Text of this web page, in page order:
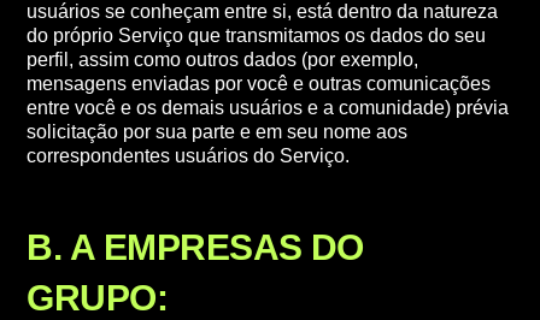
usuários se conheçam entre si, está dentro da natureza
do próprio Serviço que transmitamos os dados do seu
perfil, assim como outros dados (por exemplo,
mensagens enviadas por você e outras comunicações
entre você e os demais usuários e a comunidade) prévia
solicitação por sua parte e em seu nome aos
correspondentes usuários do Serviço.
B. A EMPRESAS DO
GRUPO: